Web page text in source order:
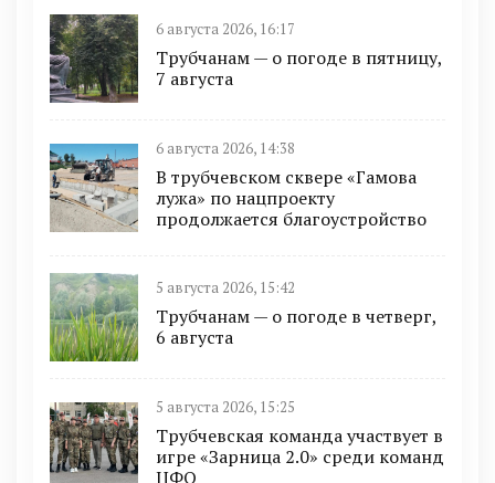
6 августа 2026, 16:17
Трубчанам — о погоде в пятницу,
7 августа
6 августа 2026, 14:38
В трубчевском сквере «Гамова
лужа» по нацпроекту
продолжается благоустройство
5 августа 2026, 15:42
Трубчанам — о погоде в четверг,
6 августа
5 августа 2026, 15:25
Трубчевская команда участвует в
игре «Зарница 2.0» среди команд
ЦФО